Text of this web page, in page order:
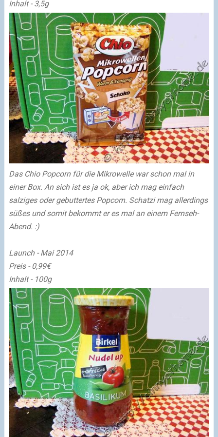
Inhalt - 3,5g
Das Chio Popcorn für die Mikrowelle war schon mal in
einer Box. An sich ist es ja ok, aber ich mag einfach
salziges oder gebuttertes Popcorn. Schatzi mag allerdings
süßes und somit bekommt er es mal an einem Fernseh-
Abend. :)
Launch - Mai 2014
Preis - 0,99€
Inhalt - 100g